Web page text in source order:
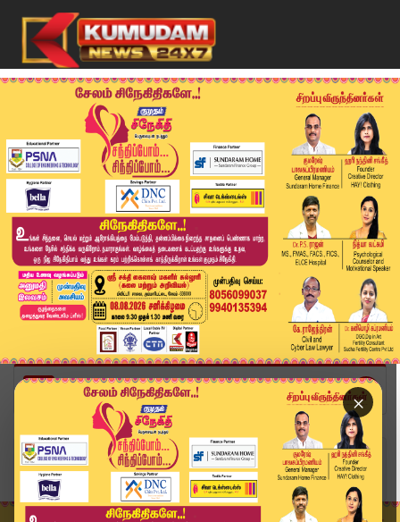
×
Home
வீடியோ ஸ்டோரி
CM விஜய்க்கு பிறந்தநாள் வாழ்த்து! அப்பா அம்மா ப...